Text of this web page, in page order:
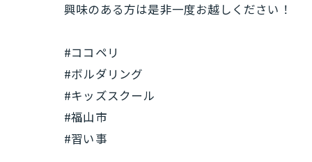
興味のある方は是非一度お越しください！
#ココペリ
#ボルダリング
#キッズスクール
#福山市
#習い事